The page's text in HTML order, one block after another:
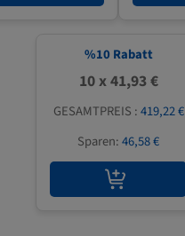
%10 Rabatt
10 x 41,93 €
GESAMTPREIS :419,22 €
Sparen:46,58 €